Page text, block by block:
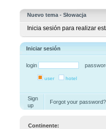
Nuevo tema - Słowacja
Inicia sesión para realizar
Iniciar sesión
login
user hotel
Sign
up
Forgot your password?
Continente: